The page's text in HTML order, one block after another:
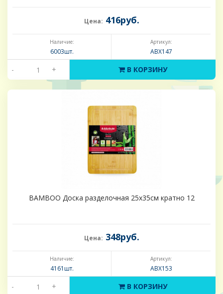
Цена: 416руб.
Наличие:
6003шт.
Артикул:
ABX147
- + В КОРЗИНУ
BAMBOO Доска разделочная 25х35см кратно 12
Цена: 348руб.
Наличие:
4161шт.
Артикул:
ABX153
- + В КОРЗИНУ